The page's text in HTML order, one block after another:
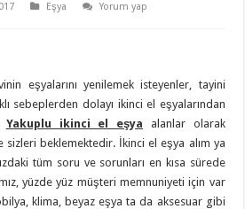
Eşya
Yorum yap
eşyalarını yenilemek isteyenler, tayini
sebeplerden dolayı ikinci el eşyalarından
Yakuplu ikinci el eşya alanlar olarak
sizleri beklemektedir. İkinci el eşya alım ya
tüm soru ve sorunları en kısa sürede
yüzde yüz müşteri memnuniyeti için var
klima, beyaz eşya ta da aksesuar gibi